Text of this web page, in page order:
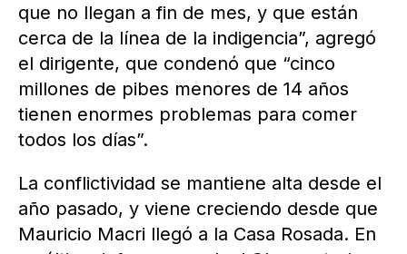
que no llegan a fin de mes, y que están
cerca de la línea de la indigencia”, agregó
el dirigente, que condenó que “cinco
millones de pibes menores de 14 años
tienen enormes problemas para comer
todos los días”.
La conflictividad se mantiene alta desde el
año pasado, y viene creciendo desde que
Mauricio Macri llegó a la Casa Rosada. En